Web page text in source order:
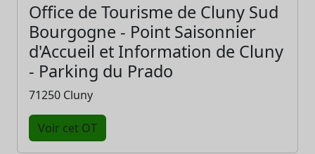
Office de Tourisme de Cluny Sud
Bourgogne - Point Saisonnier
d'Accueil et Information de Cluny
- Parking du Prado
71250 Cluny
Voir cet OT